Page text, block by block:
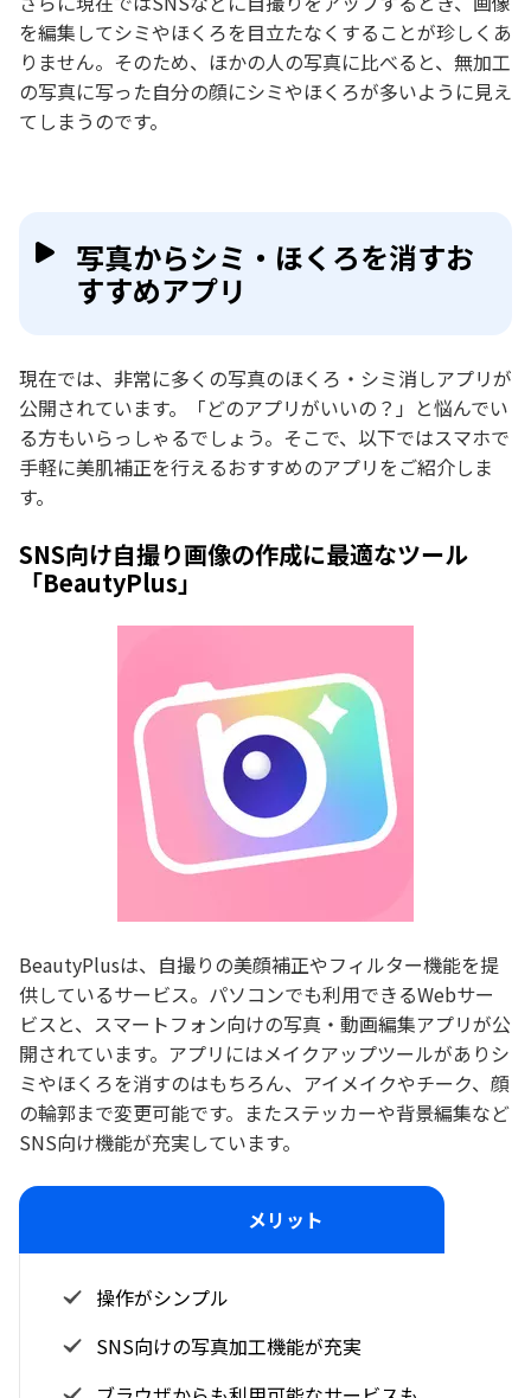
を編集してシミやほくろを目立たなくすることが珍しくあ
りません。そのため、ほかの人の写真に比べると、無加工
の写真に写った自分の顔にシミやほくろが多いように見え
てしまうのです。
写真からシミ・ほくろを消すお
すすめアプリ
現在では、非常に多くの写真のほくろ・シミ消しアプリが
公開されています。「どのアプリがいいの？」と悩んでい
る方もいらっしゃるでしょう。そこで、以下ではスマホで
手軽に美肌補正を行えるおすすめのアプリをご紹介しま
す。
SNS向け自撮り画像の作成に最適なツール
「BeautyPlus」
BeautyPlusは、自撮りの美顔補正やフィルター機能を提
供しているサービス。パソコンでも利用できるWebサー
ビスと、スマートフォン向けの写真・動画編集アプリが公
開されています。アプリにはメイクアップツールがありシ
ミやほくろを消すのはもちろん、アイメイクやチーク、顔
の輪郭まで変更可能です。またステッカーや背景編集など
SNS向け機能が充実しています。
メリット
操作がシンプル
SNS向けの写真加工機能が充実